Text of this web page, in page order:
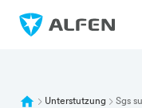
Zum Hauptinhalt
Alfen
Unterstutzung Sgs